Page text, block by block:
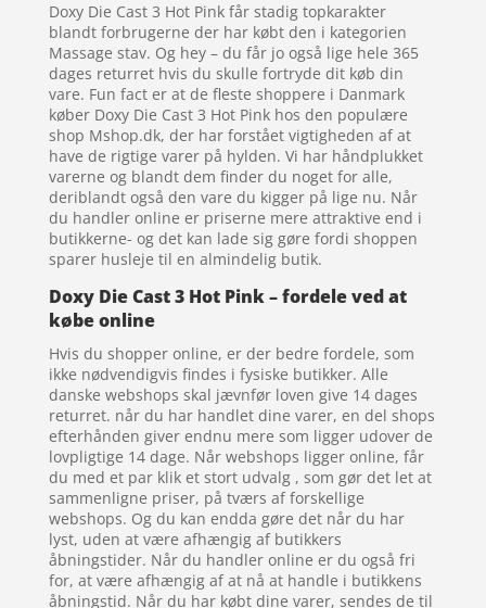
Doxy Die Cast 3 Hot Pink får stadig topkarakter
blandt forbrugerne der har købt den i kategorien
Massage stav. Og hey – du får jo også lige hele 365
dages returret hvis du skulle fortryde dit køb din
vare. Fun fact er at de fleste shoppere i Danmark
køber Doxy Die Cast 3 Hot Pink hos den populære
shop Mshop.dk, der har forstået vigtigheden af at
have de rigtige varer på hylden. Vi har håndplukket
varerne og blandt dem finder du noget for alle,
deriblandt også den vare du kigger på lige nu. Når
du handler online er priserne mere attraktive end i
butikkerne- og det kan lade sig gøre fordi shoppen
sparer husleje til en almindelig butik.
Doxy Die Cast 3 Hot Pink – fordele ved at
købe online
Hvis du shopper online, er der bedre fordele, som
ikke nødvendigvis findes i fysiske butikker. Alle
danske webshops skal jævnfør loven give 14 dages
returret. når du har handlet dine varer, en del shops
efterhånden giver endnu mere som ligger udover de
lovpligtige 14 dage. Når webshops ligger online, får
du med et par klik et stort udvalg , som gør det let at
sammenligne priser, på tværs af forskellige
webshops. Og du kan endda gøre det når du har
lyst, uden at være afhængig af butikkers
åbningstider. Når du handler online er du også fri
for, at være afhængig af at nå at handle i butikkens
åbningstid. Når du har købt dine varer, sendes de til